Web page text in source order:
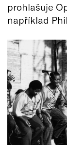
prohlašuje
například